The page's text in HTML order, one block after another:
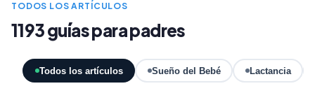
TODOS LOS ARTÍCULOS
1193 guías para padres
Todos los artículos Sueño del Bebé Lactancia